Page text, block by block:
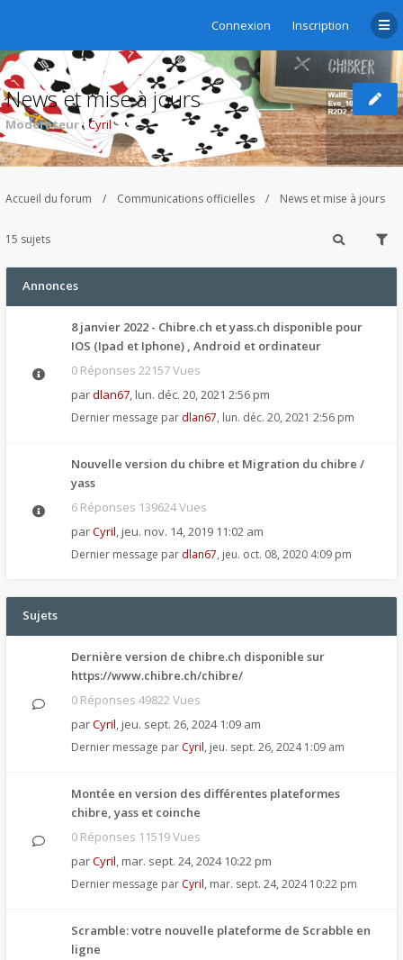
Connexion Inscription
News et mise à jours
Modérateur : Cyril
Accueil du forum Communications officielles News et mise à jours
15 sujets
Annonces
8 janvier 2022 - Chibre.ch et yass.ch disponible pour
IOS (Ipad et Iphone) , Android et ordinateur
0 Réponses 22157 Vues
pardlan67, lun. déc. 20, 2021 2:56 pm
Dernier message par dlan67, lun. déc. 20, 2021 2:56 pm
Nouvelle version du chibre et Migration du chibre /
yass
6 Réponses 139624 Vues
parCyril, jeu. nov. 14, 2019 11:02 am
Dernier message par dlan67, jeu. oct. 08, 2020 4:09 pm
Sujets
Dernière version de chibre.ch disponible sur
https://www.chibre.ch/chibre/
0 Réponses 49822 Vues
parCyril, jeu. sept. 26, 2024 1:09 am
Dernier message par Cyril, jeu. sept. 26, 2024 1:09 am
Montée en version des différentes plateformes
chibre, yass et coinche
0 Réponses 11519 Vues
parCyril, mar. sept. 24, 2024 10:22 pm
Dernier message par Cyril, mar. sept. 24, 2024 10:22 pm
Scramble: votre nouvelle plateforme de Scrabble en
ligne